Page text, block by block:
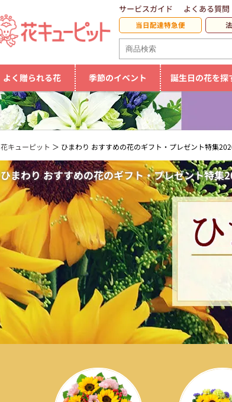
サービスガイド よくある質問
当日配達特急便
よく贈られる花 季節のイベント 誕生日の花を探
花キューピット ひまわり おすすめの花のギフト・プレゼント特集
ひまわり おすすめの花のギフト・プレゼント特集